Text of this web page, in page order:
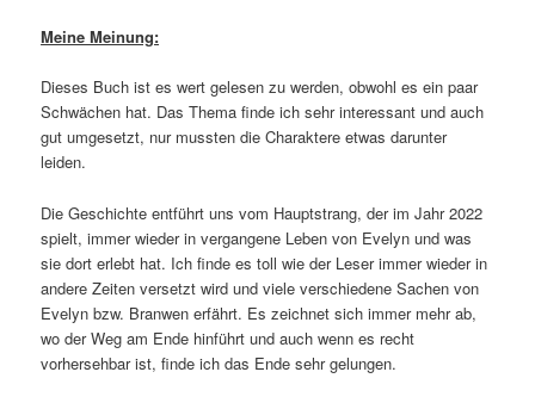
Meine Meinung:
Dieses Buch ist es wert gelesen zu werden, obwohl es ein paar
Schwächen hat. Das Thema finde ich sehr interessant und auch
gut umgesetzt, nur mussten die Charaktere etwas darunter
leiden.
Die Geschichte entführt uns vom Hauptstrang, der im Jahr 2022
spielt, immer wieder in vergangene Leben von Evelyn und was
sie dort erlebt hat. Ich finde es toll wie der Leser immer wieder in
andere Zeiten versetzt wird und viele verschiedene Sachen von
Evelyn bzw. Branwen erfährt. Es zeichnet sich immer mehr ab,
wo der Weg am Ende hinführt und auch wenn es recht
vorhersehbar ist, finde ich das Ende sehr gelungen.